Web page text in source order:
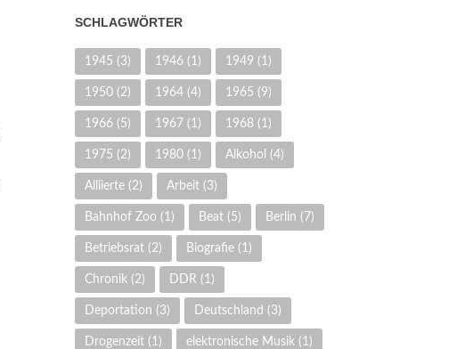
SCHLAGWÖRTER
1945 (3) 1946 (1) 1949 (1)
1950 (2) 1964 (4) 1965 (9)
1966 (5) 1967 (1) 1968 (1)
1975 (2) 1980 (1) Alkohol (4)
Alliierte (2) Arbeit (3)
Bahnhof Zoo (1) Beat (5) Berlin (7)
Betriebsrat (2) Biografie (1)
Chronik (2) DDR (1)
Deportation (3) Deutschland (3)
Drogenzeit (1) elektronische Musik (1)